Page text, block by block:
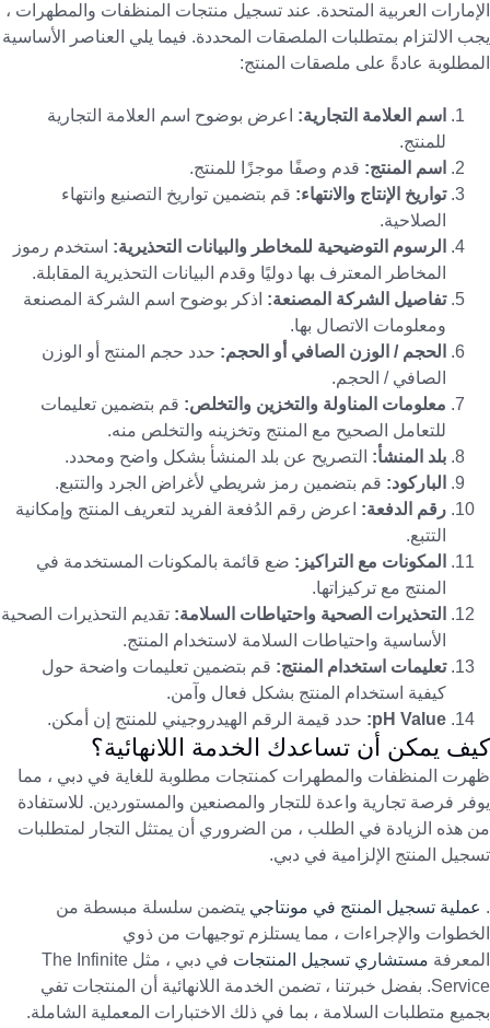
الإمارات العربية المتحدة. عند تسجيل منتجات المنظفات والمطهرات ،
يجب الالتزام بمتطلبات الملصقات المحددة. فيما يلي العناصر الأساسية
المطلوبة عادةً على ملصقات المنتج:
اسم العلامة التجارية: اعرض بوضوح اسم العلامة التجارية
للمنتج.
اسم المنتج: قدم وصفًا موجزًا ​​للمنتج.
تواريخ الإنتاج والانتهاء: قم بتضمين تواريخ التصنيع وانتهاء
الصلاحية.
الرسوم التوضيحية للمخاطر والبيانات التحذيرية: استخدم رموز
المخاطر المعترف بها دوليًا وقدم البيانات التحذيرية المقابلة.
تفاصيل الشركة المصنعة: اذكر بوضوح اسم الشركة المصنعة
ومعلومات الاتصال بها.
الحجم / الوزن الصافي أو الحجم: حدد حجم المنتج أو الوزن
الصافي / الحجم.
معلومات المناولة والتخزين والتخلص: قم بتضمين تعليمات
للتعامل الصحيح مع المنتج وتخزينه والتخلص منه.
بلد المنشأ: التصريح عن بلد المنشأ بشكل واضح ومحدد.
الباركود: قم بتضمين رمز شريطي لأغراض الجرد والتتبع.
رقم الدفعة:
اعرض رقم الدُفعة الفريد لتعريف المنتج وإمكانية
التتبع.
المكونات مع التراكيز: ضع قائمة بالمكونات المستخدمة في
المنتج مع تركيزاتها.
التحذيرات الصحية واحتياطات السلامة: تقديم التحذيرات الصحية
الأساسية واحتياطات السلامة لاستخدام المنتج.
تعليمات استخدام المنتج: قم بتضمين تعليمات واضحة حول
كيفية استخدام المنتج بشكل فعال وآمن.
pH Value:
حدد قيمة الرقم الهيدروجيني للمنتج إن أمكن.
كيف يمكن أن تساعدك الخدمة اللانهائية؟
ظهرت المنظفات والمطهرات كمنتجات مطلوبة للغاية في دبي ، مما
يوفر فرصة تجارية واعدة للتجار والمصنعين والمستوردين. للاستفادة
من هذه الزيادة في الطلب ، من الضروري أن يمتثل التجار لمتطلبات
تسجيل المنتج الإلزامية في دبي.
. عملية تسجيل المنتج في مونتاجي يتضمن سلسلة مبسطة من
الخطوات والإجراءات ، مما يستلزم توجيهات من ذوي
المعرفة مستشاري تسجيل المنتجات
في دبي ، مثل The Infinite
Service. بفضل خبرتنا ، تضمن الخدمة اللانهائية أن المنتجات تفي
بجميع متطلبات السلامة ، بما في ذلك الاختبارات المعملية الشاملة.